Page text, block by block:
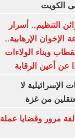
الكويت
التنظيم.. أسرار
الإخوان الإرهابية..
وبناء الولاءات
عن أعين الرقابة
لا
من غزة
116 ألف مخالفة مرور وقضايا عملة